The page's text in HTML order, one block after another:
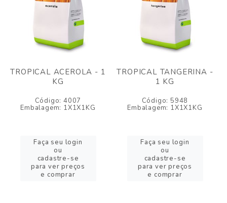
TROPICAL ACEROLA - 1
KG
Código: 4007
Embalagem: 1X1X1KG
Faça seu login
ou
cadastre-se
para ver preços
e comprar
TROPICAL TANGERINA -
1 KG
Código: 5948
Embalagem: 1X1X1KG
Faça seu login
ou
cadastre-se
para ver preços
e comprar